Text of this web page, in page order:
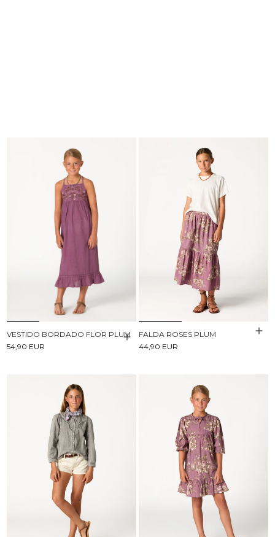
VESTIDO BORDADO FLOR PLUM
54,90 EUR
FALDA ROSES PLUM
44,90 EUR